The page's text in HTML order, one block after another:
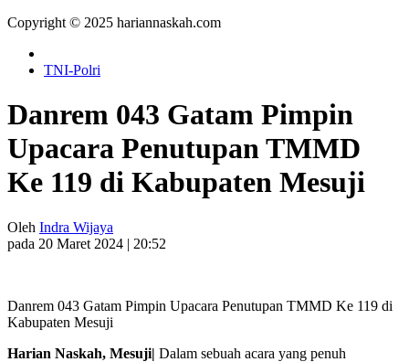
Copyright © 2025 hariannaskah.com
TNI-Polri
Danrem 043 Gatam Pimpin
Upacara Penutupan TMMD
Ke 119 di Kabupaten Mesuji
Oleh Indra Wijaya
pada 20 Maret 2024 | 20:52
Danrem 043 Gatam Pimpin Upacara Penutupan TMMD Ke 119 di
Kabupaten Mesuji
Harian Naskah, Mesuji| Dalam sebuah acara yang penuh